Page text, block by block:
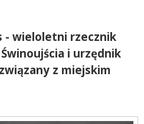
- wieloletni rzecznik
i urzędnik
z miejskim